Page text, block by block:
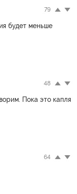
79
будет меньше
48
Пока это капля
64